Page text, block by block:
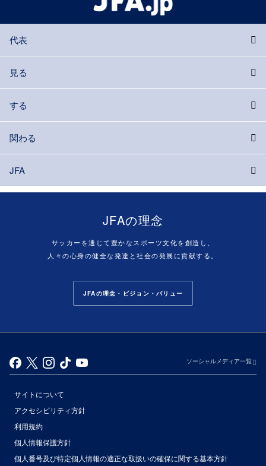
代表
見る
する
関わる
JFA
JFAの理念
サッカーを通じて豊かなスポーツ文化を創造し、
人々の心身の健全な発達と社会の発展に貢献する。
JFAの理念・ビジョン・バリュー
ソーシャルメディア一覧
サイトについて
アクセシビリティ方針
利用規約
個人情報保護方針
個人番号及び特定個人情報の適正な取扱いの確保に関する基本方針